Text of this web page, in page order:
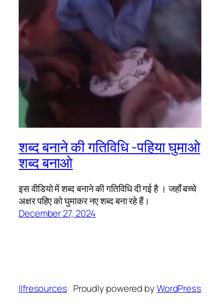
शब्द बनाने की गतिविधि -पहिया घुमाओ
शब्द बनाओ
इस वीडियो में शब्द बनाने की गतिविधि दी गई है । जहाँ बच्चे
अक्षर पहिए को घुमाकर नए शब्द बना रहे हैं।
December 27, 2024
llfresources Proudly powered byWordPress